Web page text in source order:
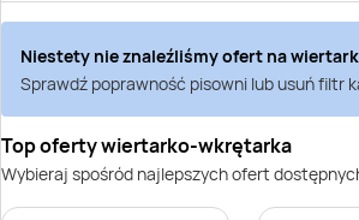
Niestety nie znaleźliśmy ofert na
Sprawdź poprawność pisowni lub usuń filtr
Top oferty wiertarko-wkrętarka
Wybieraj spośród najlepszych ofert